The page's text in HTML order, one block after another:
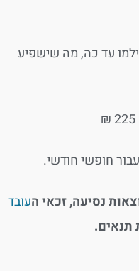
עד כה, מה שישפיע
נסיעה, זכאי העובד
תנאים.